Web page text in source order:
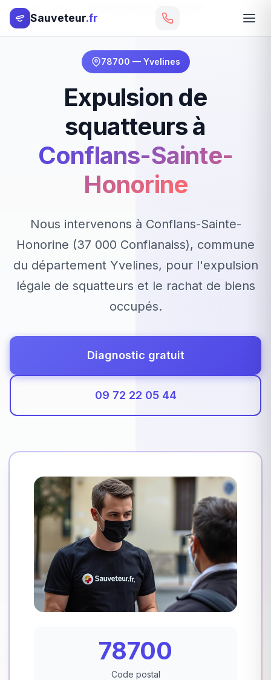
Sauveteur.fr
Accueil
78700 — Yvelines
Expulsion de
squatteurs à
Conflans-Sainte-
Honorine
Nous intervenons à Conflans-Sainte-
Honorine (37 000 Conflanaiss), commune
du département Yvelines, pour l'expulsion
légale de squatteurs et le rachat de biens
occupés.
Diagnostic gratuit
09 72 22 05 44
78700
Code postal